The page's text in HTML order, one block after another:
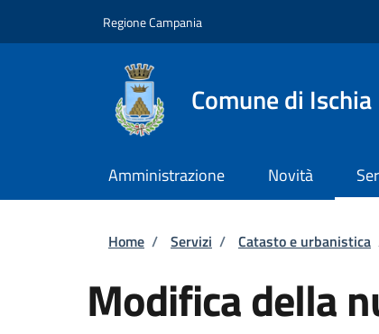
Regione Campania
Comune di Ischia
Amministrazione Novità
Briciole di pane
Home / Servizi / Catasto e urbanistica
Modifica della